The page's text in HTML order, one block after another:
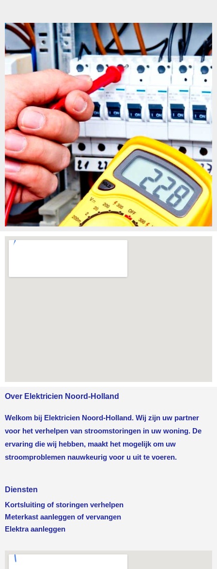
Over Elektricien Noord-Holland
Welkom bij Elektricien Noord-Holland. Wij zijn uw partner
voor het verhelpen van stroomstoringen in uw woning. De
ervaring die wij hebben, maakt het mogelijk om uw
stroomproblemen nauwkeurig voor u uit te voeren.
Diensten
Kortsluiting of storingen verhelpen
Meterkast aanleggen of vervangen
Elektra aanleggen